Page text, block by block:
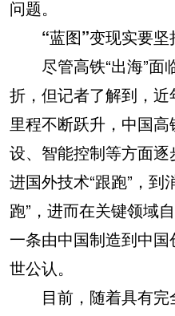
问题。
“蓝图”变现实要坚
尽管高铁“出海”面
折，但记者了解到，
里程不断跃升，中国
设、智能控制等方面逐
进国外技术“跟跑”，到
跑”，进而在关键领域
一条由中国制造到中
世公认。
目前，随着具有完